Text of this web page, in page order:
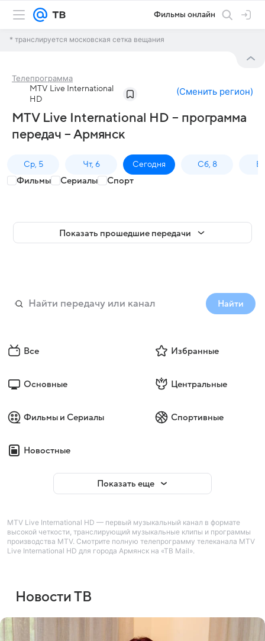
Фильмы онлайн
* транслируется московская сетка вещания
Телепрограмма
MTV Live International
HD
(Сменить регион)
MTV Live International HD – программа
передач – Армянск
Ср, 5 Чт, 6 Сегодня Сб, 8
Фильмы Сериалы Спорт
Показать прошедшие передачи
Найти
Все Избранные
Основные Центральные
Фильмы и Сериалы Спортивные
Новостные
Показать еще
MTV Live International HD — первый музыкальный канал в формате
высокой четкости, транслирующий музыкальные клипы и программы
производства MTV. Смотрите полную телепрограмму телеканала MTV
Live International HD для города Армянск на «ТВ Mail».
Новости ТВ